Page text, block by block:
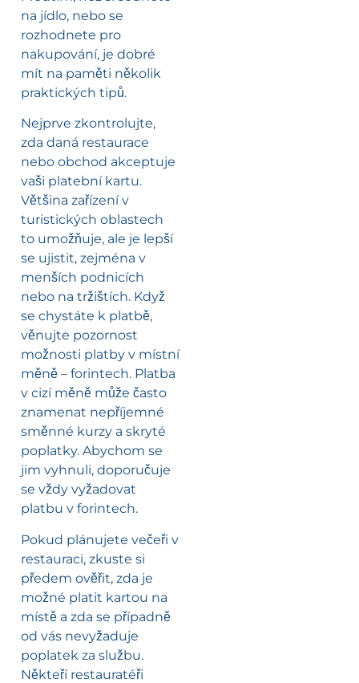
na jídlo, nebo se
rozhodnete pro
nakupování, je dobré
mít na paměti několik
praktických tipů.
Nejprve zkontrolujte,
zda daná restaurace
nebo obchod akceptuje
vaši platební kartu.
Většina zařízení v
turistických oblastech
to umožňuje, ale je lepší
se ujistit, zejména v
menších podnicích
nebo na tržištích. Když
se chystáte k platbě,
věnujte pozornost
možnosti platby v místní
měně – forintech. Platba
v cizí měně může často
znamenat nepříjemné
směnné kurzy a skryté
poplatky. Abychom se
jim vyhnuli, doporučuje
se vždy vyžadovat
platbu v forintech.
Pokud plánujete večeři v
restauraci, zkuste si
předem ověřit, zda je
možné platit kartou na
místě a zda se případně
od vás nevyžaduje
poplatek za službu.
Někteří restauratéři